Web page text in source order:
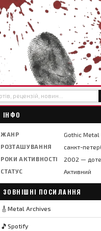
ІНФО
ЖАНР Gothic Metal
РОЗТАШУВАННЯ санкт-
РОКИ АКТИВНОСТІ 2002 —
СТАТУС Активний
ЗОВНІШНІ ПОСИЛАННЯ
🎸 Metal Archives
🎵 Spotify